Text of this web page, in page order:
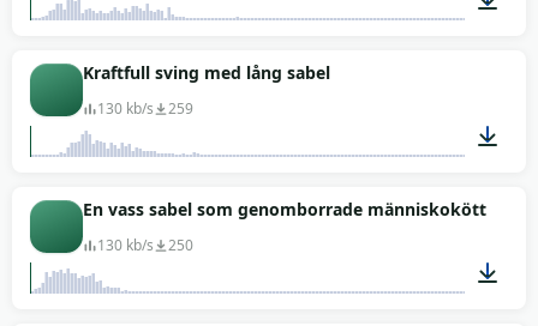
Kraftfull sving med lång sabel
130 kb/s 259
00:01
En vass sabel som genomborrade människokött
130 kb/s 250